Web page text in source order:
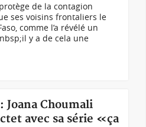
de la contagion
ses voisins frontaliers le
comme l’a révélé un
y a de cela une
Choumali
avec sa série «ça